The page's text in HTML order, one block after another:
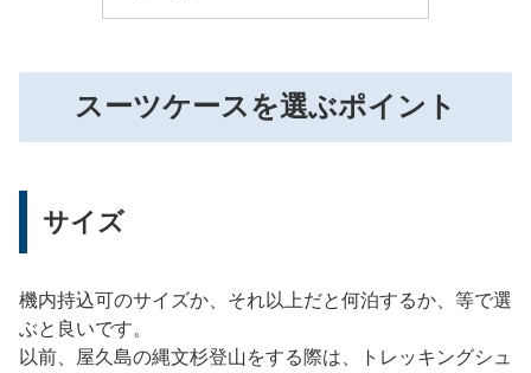
スーツケースを選ぶポイント
サイズ
機内持込可のサイズか、それ以上だと何泊するか、等で選
ぶと良いです。
以前、屋久島の縄文杉登山をする際は、トレッキングシュ